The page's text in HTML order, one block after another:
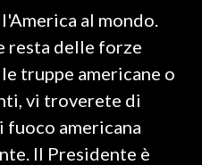
al mondo.
resta delle forze
truppe americane o
vi troverete di
fuoco americana
Il Presidente è